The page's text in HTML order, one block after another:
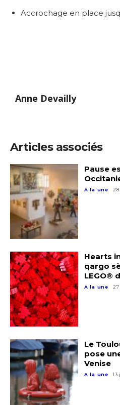
Adresse email*
Nom
Prénom
Adresse email*
Accrochage en place
Anne Devailly
Articles associés
Pause
A la une
Hearts
qargo
LEGO®
A la une
Le
pose
Venise
A la une